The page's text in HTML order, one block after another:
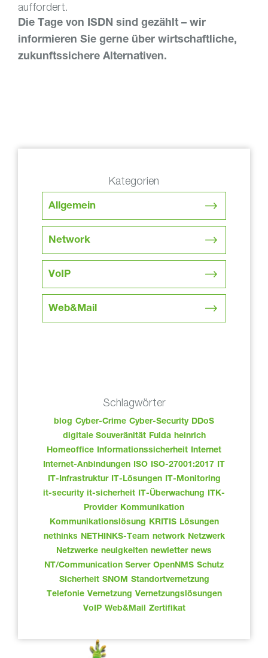
auffordert.
Die Tage von ISDN sind gezählt – wir
informieren Sie gerne über wirtschaftliche,
zukunftssichere Alternativen.
Kategorien
Allgemein
Network
VoIP
Web&Mail
Schlagwörter
blog Cyber-Crime Cyber-Security DDoS
digitale Souveränität Fulda heinrich
Homeoffice Informationssicherheit Internet
Internet-Anbindungen ISO ISO-27001:2017 IT
IT-Infrastruktur IT-Lösungen IT-Monitoring
it-security it-sicherheit IT-Überwachung
ITK-
Provider Kommunikation
Kommunikationslösung
KRITIS Lösungen
nethinks NETHINKS-Team network Netzwerk
Netzwerke neuigkeiten newletter news
NT/Communication Server OpenNMS Schutz
Sicherheit SNOM Standortvernetzung
Telefonie Vernetzung Vernetzungslösungen
VoIP Web&Mail Zertifikat